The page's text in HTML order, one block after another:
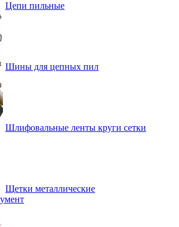
Цепи пильные
Шины для цепных пил
Шлифовальные ленты круги сетки
Щетки металлические